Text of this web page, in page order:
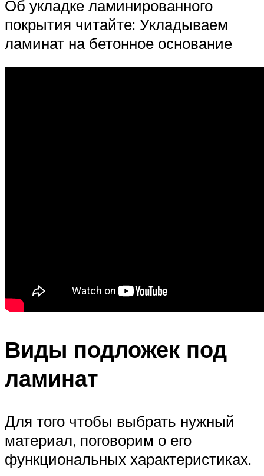
Об укладке ламинированного
покрытия читайте: Укладываем
ламинат на бетонное основание
Виды подложек под
ламинат
Для того чтобы выбрать нужный
материал, поговорим о его
функциональных характеристиках.